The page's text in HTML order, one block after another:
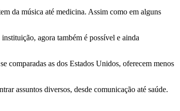
da música até medicina. Assim como em alguns
agora também é possível e ainda
comparadas as dos Estados Unidos, oferecem menos
assuntos diversos, desde comunicação até saúde.